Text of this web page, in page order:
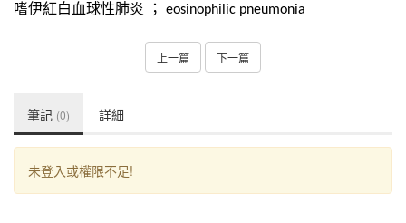
嗜伊紅白血球性肺炎 ； eosinophilic pneumonia
上一篇 下一篇
筆記 (0) 詳細
未登入或權限不足!